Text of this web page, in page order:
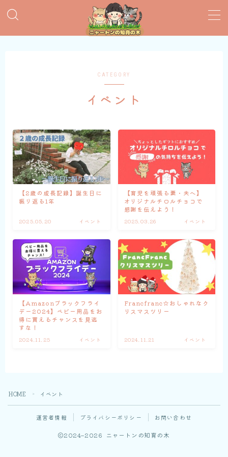
MENU
知育おもちゃ
知って得する子育て情報
CATEGORY
イベント
【2歳の成長記録】誕生日に
振り返る1年
2025.05.20 イベント
【育児を頑張る妻・夫へ】
オリジナルチロルチョコで
感謝を伝えよう！
2025.03.26 イベント
【Amazonブラックフライ
デー2024】ベビー用品をお
得に買えるチャンスを見逃
すな！
2024.11.25 イベント
Francfranc☆おしゃれなク
リスマスツリー
2024.11.21 イベント
HOME ＞ イベント
運営者情報 プライバシーポリシー お問い合わせ
2024–2026 ニャートンの知育の木